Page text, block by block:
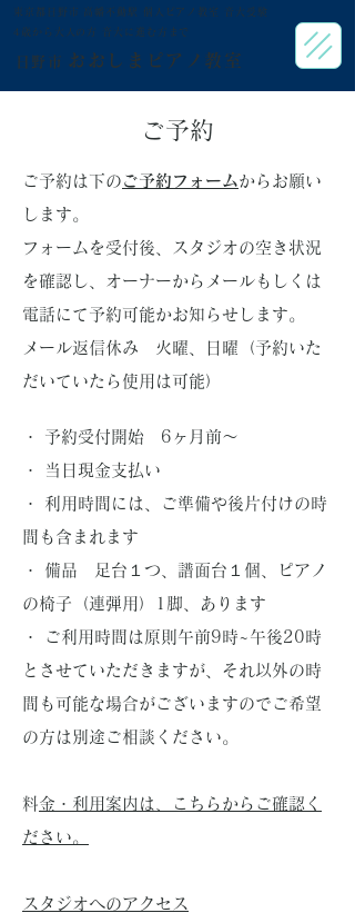
日野市 おおしまピアノ教室
東京都日野市 高幡不動駅 個人ピアノ教室 音大受験
​4歳から大人の方 音大に進む方まで
​ご予約
ご予約は下の ご予約フォームからお願い
します。
フォームを受付後、スタジオの空き状況
を確認し、オーナーからメールもしくは
電話にて予約可能かお知らせします。
メール返信休み 火曜、日曜（予約いた
だいていたら使用は可能）
・ 予約受付開始 6ヶ月前〜
・ 当日現金支払い
・ 利用時間には、ご準備や後片付けの時
間も含まれます
・ 備品 足台１つ、譜面台１個、ピアノ
の椅子（連弾用）1脚、あります
・ ご利用時間は原則午前9時~午後20時
とさせていただきますが、それ以外の時
間も可能な場合がございますのでご希望
の方は別途ご相談ください。
​料金・利用案内は、こちらからご確認く
ださい。
​スタジオへのアクセス